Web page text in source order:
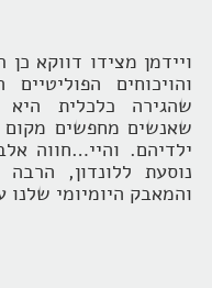
ויידמן מצידו דווקא
והויכוחים
שהגירה כלכלית
שאנשים מחפשים מקום
ילדיהם. והיי…חווה
נוסעת ללונדון,
והמאבק היומיומי